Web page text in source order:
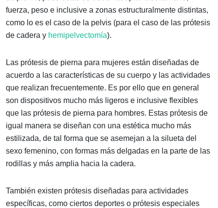
fuerza, peso e inclusive a zonas estructuralmente distintas,
como lo es el caso de la pelvis (para el caso de las prótesis
de cadera y hemipelvectomía).
Las prótesis de pierna para mujeres están diseñadas de
acuerdo a las características de su cuerpo y las actividades
que realizan frecuentemente. Es por ello que en general
son dispositivos mucho más ligeros e inclusive flexibles
que las prótesis de pierna para hombres. Estas prótesis de
igual manera se diseñan con una estética mucho más
estilizada, de tal forma que se asemejan a la silueta del
sexo femenino, con formas más delgadas en la parte de las
rodillas y más amplia hacia la cadera.
También existen prótesis diseñadas para actividades
específicas, como ciertos deportes o prótesis especiales